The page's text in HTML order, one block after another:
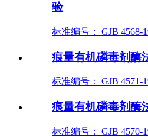
验
标准编号： GJB 4568-
痕量有机磷毒剂酶
标准编号： GJB 4571-
痕量有机磷毒剂酶
标准编号： GJB 4570-